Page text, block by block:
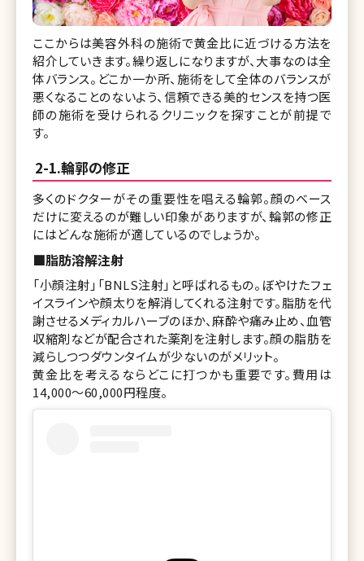
ここからは美容外科の施術で黄金比に近づける方法を
紹介していきます。繰り返しになりますが、大事なのは全
体バランス。どこか一か所、施術をして全体のバランスが
悪くなることのないよう、信頼できる美的センスを持つ医
師の施術を受けられるクリニックを探すことが前提で
す。
2-1.輪郭の修正
多くのドクターがその重要性を唱える輪郭。顔のベース
だけに変えるのが難しい印象がありますが、輪郭の修正
にはどんな施術が適しているのでしょうか。
■脂肪溶解注射
「小顔注射」「BNLS注射」と呼ばれるもの。ぼやけたフェ
イスラインや顔太りを解消してくれる注射です。脂肪を代
謝させるメディカルハーブのほか、麻酔や痛み止め、血管
収縮剤などが配合された薬剤を注射します。顔の脂肪を
減らしつつダウンタイムが少ないのがメリット。
黄金比を考えるならどこに打つかも重要です。費用は
14,000〜60,000円程度。